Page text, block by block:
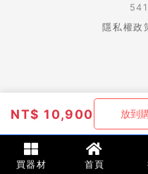
NT$ 10,900 放到
隱私權政
買器材 首頁